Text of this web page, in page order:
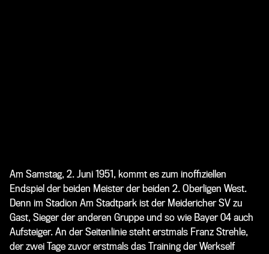
Am Samstag, 2. Juni 1951, kommt es zum inoffiziellen
Endspiel der beiden Meister der beiden 2. Oberligen West.
Denn im Stadion Am Stadtpark ist der Meidericher SV zu
Gast, Sieger der anderen Gruppe und so wie Bayer 04 auch
Aufsteiger. An der Seitenlinie steht erstmals Franz Strehle,
der zwei Tage zuvor erstmals das Training der Werkself